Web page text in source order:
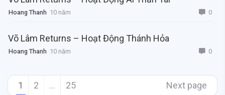
Hoang Thanh 10 năm 0
Võ Lâm Returns – Hoạt Động Thánh Hỏa
Hoang Thanh 10 năm 0
1 2 … 25 Next page